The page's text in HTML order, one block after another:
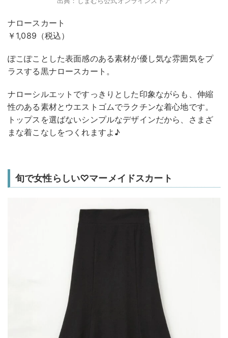
ナロースカート
￥1,089（税込）
ぽこぽことした表面感のある素材が優し気な雰囲気をプ
ラスする黒ナロースカート。
ナローシルエットですっきりとした印象ながらも、伸縮
性のある素材とウエストゴムでラクチンな着心地です。
トップスを選ばないシンプルなデザインだから、さまざ
まな着こなしをつくれますよ♪
旬で女性らしい♡マーメイドスカート